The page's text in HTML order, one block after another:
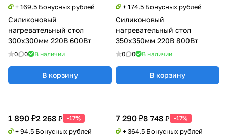
+ 169.5 Бонусных рублей
Силиконовый
нагревательный стол
300х300мм 220В 600Вт
0 0 В наличии
В корзину
+ 174.5 Бонусных рублей
Силиконовый
нагревательный стол
350х350мм 220В 800Вт
0 0 В наличии
В корзину
1 890 ₽2 268 ₽ -17%
+ 94.5 Бонусных рублей
7 290 ₽8 748 ₽ -17%
+ 364.5 Бонусных рублей